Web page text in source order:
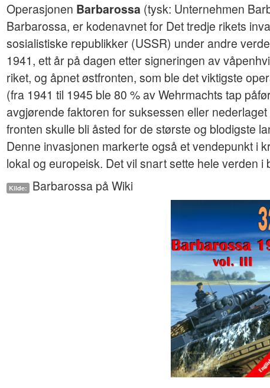
Operasjonen Barbarossa (tysk: Unternehmen
Barbarossa, er kodenavnet for Det tredje rikets
sosialistiske republikker (USSR) under andre
1941, ett år på dagen etter signeringen av
riket, og åpnet østfronten, som ble det viktigste
(fra 1941 til 1945 ble 80 % av Wehrmachts tap
avgjørende faktoren for suksessen eller
fronten skulle bli åsted for de største og blodigste
Denne invasjonen markerte også et vendepunkt i
lokal og europeisk. Det vil snart sette hele verden i
Kilde: Barbarossa på Wiki